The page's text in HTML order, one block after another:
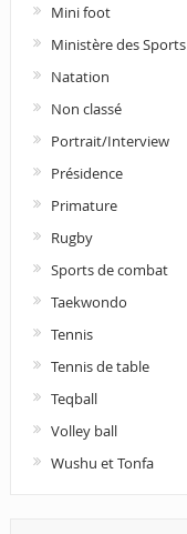
Mini foot
Ministère des Sports
Natation
Non classé
Portrait/Interview
Présidence
Primature
Rugby
Sports de combat
Taekwondo
Tennis
Tennis de table
Teqball
Volley ball
Wushu et Tonfa